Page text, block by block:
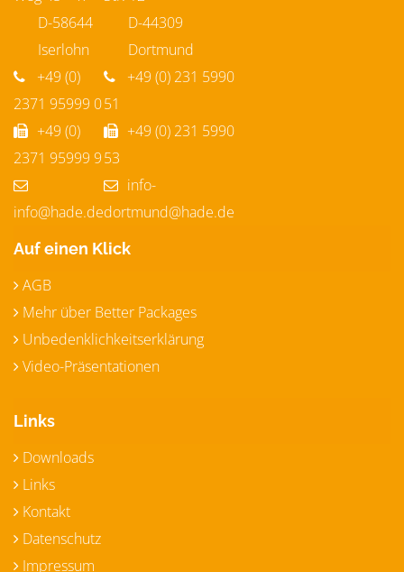
D-58644
Iserlohn
+49 (0)
2371 95999 0
+49 (0)
2371 95999 9
info@hade.de
D-44309
Dortmund
+49 (0) 231 5990
51
+49 (0) 231 5990
53
info-
dortmund@hade.de
Auf einen Klick
AGB
Mehr über Better Packages
Unbedenklichkeitserklärung
Video-Präsentationen
Links
Downloads
Links
Kontakt
Datenschutz
Impressum